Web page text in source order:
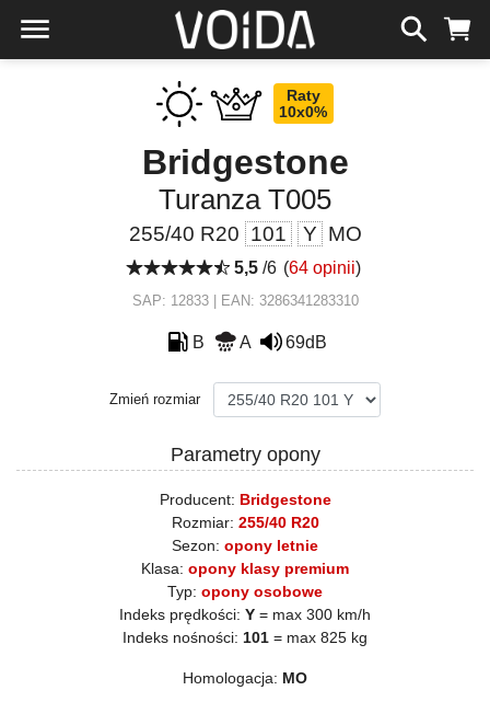
Raty
10x0%
Bridgestone
Turanza T005
255/40 R20 101 Y MO
5,5/6 (64 opinii)
SAP: 12833 | EAN: 3286341283310
B A 69dB
Zmień rozmiar
Parametry opony
Producent: Bridgestone
Rozmiar: 255/40 R20
Sezon: opony letnie
Klasa: opony klasy premium
Typ: opony osobowe
Indeks prędkości: Y = max 300 km/h
Indeks nośności: 101 = max 825 kg
Homologacja: MO